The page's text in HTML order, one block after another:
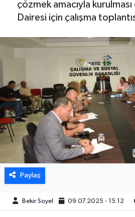
çözmek amacıyla
Dairesi için çalışma
Paylaş
Bekir Soyel 09.07.2025 - 15:12